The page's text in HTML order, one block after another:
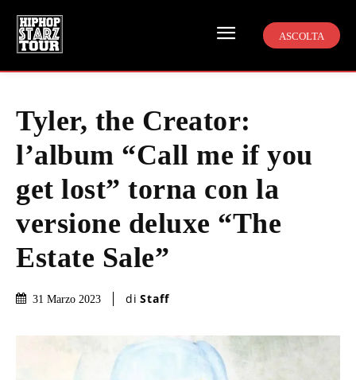
ASCOLTA
Tyler, the Creator:
l’album “Call me if you
get lost” torna con la
versione deluxe “The
Estate Sale”
31 Marzo 2023 di Staff